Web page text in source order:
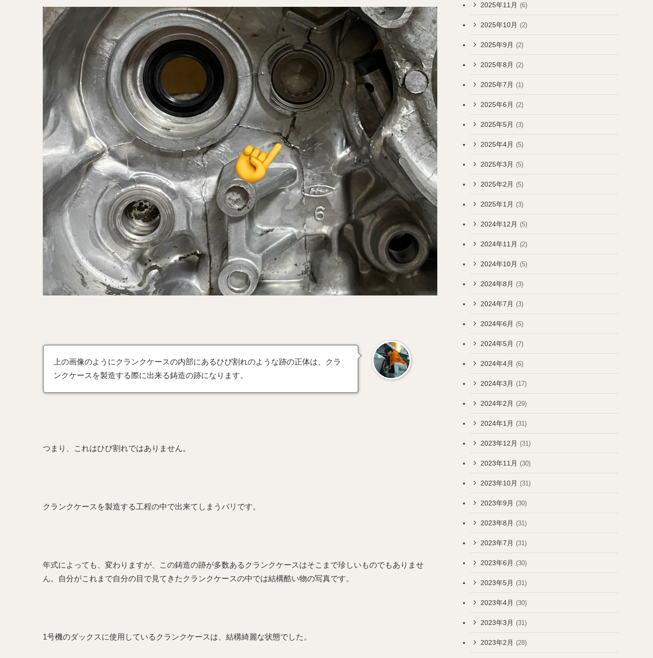
上の画像のようにクランクケースの内部にあるひび割れのような跡の正体は、クラ
ンクケースを製造する際に出来る鋳造の跡になります。
つまり、これはひび割れではありません。
クランクケースを製造する工程の中で出来てしまうバリです。
年式によっても、変わりますが、この鋳造の跡が多数あるクランクケースはそこまで珍しいものでもありませ
ん。自分がこれまで自分の目で見てきたクランクケースの中では結構酷い物の写真です。
1号機のダックスに使用しているクランクケースは、結構綺麗な状態でした。
2025年11月 (6)
2025年10月 (2)
2025年9月 (2)
2025年8月 (2)
2025年7月 (1)
2025年6月 (2)
2025年5月 (3)
2025年4月 (5)
2025年3月 (5)
2025年2月 (5)
2025年1月 (3)
2024年12月 (5)
2024年11月 (2)
2024年10月 (5)
2024年8月 (3)
2024年7月 (3)
2024年6月 (5)
2024年5月 (7)
2024年4月 (6)
2024年3月 (17)
2024年2月 (29)
2024年1月 (31)
2023年12月 (31)
2023年11月 (30)
2023年10月 (31)
2023年9月 (30)
2023年8月 (31)
2023年7月 (31)
2023年6月 (30)
2023年5月 (31)
2023年4月 (30)
2023年3月 (31)
2023年2月 (28)